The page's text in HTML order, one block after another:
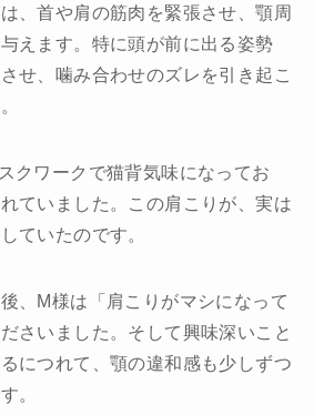
、首や肩の筋肉を緊張させ、顎周
えます。特に頭が前に出る姿勢
せ、噛み合わせのズレを引き起こ
クワークで猫背気味になってお
ていました。この肩こりが、実は
ていたのです。
、M様は「肩こりがマシになって
さいました。そして興味深いこと
につれて、顎の違和感も少しずつ
。